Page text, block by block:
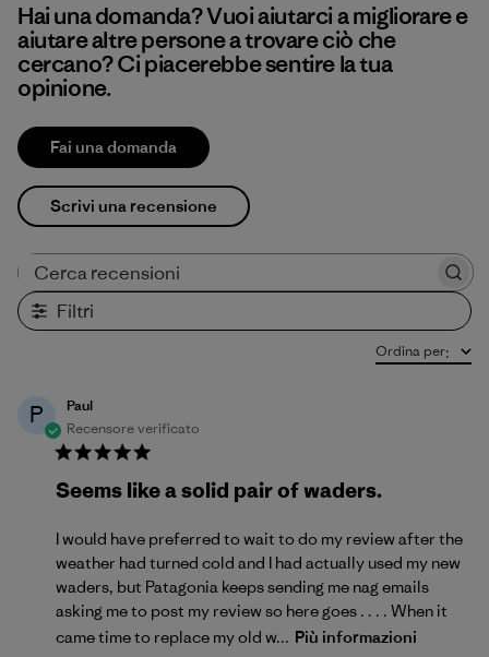
Hai una domanda? Vuoi aiutarci a migliorare e
aiutare altre persone a trovare ciò che
cercano? Ci piacerebbe sentire la tua
opinione.
Fai una domanda
Scrivi una recensione
Filtri
Ordina per:
P
Paul
Recensore verificato
Seems like a solid pair of waders.
I would have preferred to wait to do my review after the
weather had turned cold and I had actually used my new
waders, but Patagonia keeps sending me nag emails
asking me to post my review so here goes . . . . When it
came time to replace my old w... Più informazioni